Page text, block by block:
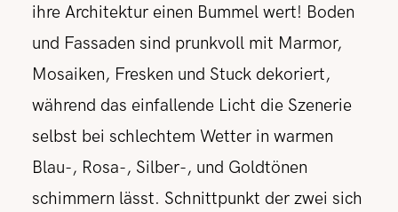
ihre Architektur einen Bummel wert! Boden
und Fassaden sind prunkvoll mit Marmor,
Mosaiken, Fresken und Stuck dekoriert,
während das einfallende Licht die Szenerie
selbst bei schlechtem Wetter in warmen
Blau-, Rosa-, Silber-, und Goldtönen
schimmern lässt. Schnittpunkt der zwei sich